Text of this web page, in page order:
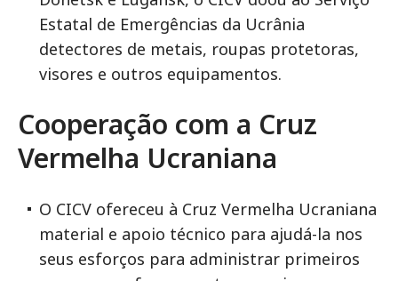
Estatal de Emergências da Ucrânia
detectores de metais, roupas protetoras,
visores e outros equipamentos.
Cooperação com a Cruz
Vermelha Ucraniana
O CICV ofereceu à Cruz Vermelha Ucraniana
material e apoio técnico para ajudá-la nos
seus esforços para administrar primeiros